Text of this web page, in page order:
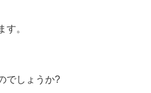
。
でしょうか?